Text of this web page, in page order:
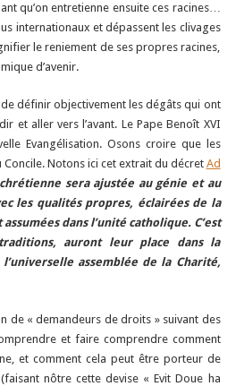
qu’on entretienne ensuite ces racines…
internationaux et dépassent les clivages
le reniement de ses propres racines,
d’avenir.
de définir objectivement les dégâts qui ont
et aller vers l’avant. Le Pape Benoît XVI
Evangélisation. Osons croire que les
Notons ici cet extrait du décret Ad
sera ajustée au génie et au
les qualités propres, éclairées de la
dans l’unité catholique. C’est
auront leur place dans la
assemblée de la Charité,
de « demandeurs de droits » suivant des
et faire comprendre comment
et comment cela peut être porteur de
nôtre cette devise « Evit Doue ha